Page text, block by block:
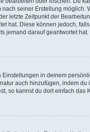
seiner Erstellung
letzte Zeitpunkt der
hat. Diese können jedoch,
jemand darauf geantwortet hat.
in deinem
auch hinzufügen, indem
kannst du dort einfach das